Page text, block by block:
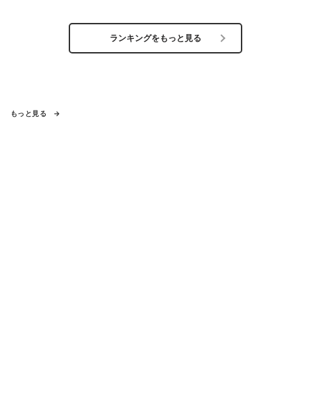
ランキングをもっと見る
もっと見る